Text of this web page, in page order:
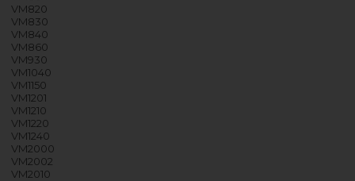
VM820
VM830
VM840
VM860
VM930
VM1040
VM1150
VM1201
VM1210
VM1220
VM1240
VM2000
VM2002
VM2010